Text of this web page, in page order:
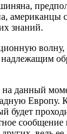
знаний.
Европу.